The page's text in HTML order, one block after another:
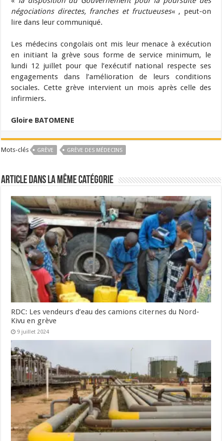
négociations directes, franches et fructueuses« , peut-on
lire dans leur communiqué.
Les médecins congolais ont mis leur menace à exécution
en initiant la grève sous forme de service minimum, le
lundi 12 juillet pour que l’exécutif national respecte ses
engagements dans l’amélioration de leurs conditions
sociales. Cette grève intervient un mois après celle des
infirmiers.
Gloire BATOMENE
Mots-clés GRÈVE GRÈVE DES MÉDECINS
Article dans la même catégorie
RDC: Les vendeurs d’eau des camions citernes du Nord-
Kivu en grève
9 juillet 2024